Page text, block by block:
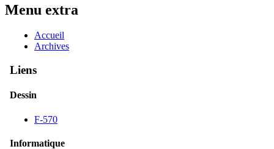
Menu extra
Accueil
Archives
Liens
Dessin
F-570
Informatique